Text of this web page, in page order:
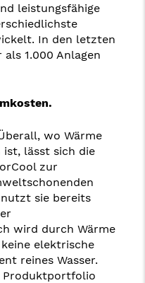
leistungsfähige
In den letzten
1.000 Anlagen
wo Wärme
ist, lässt sich die
zur
sie bereits
wird durch Wärme
elektrische
reines Wasser.
Produktportfolio